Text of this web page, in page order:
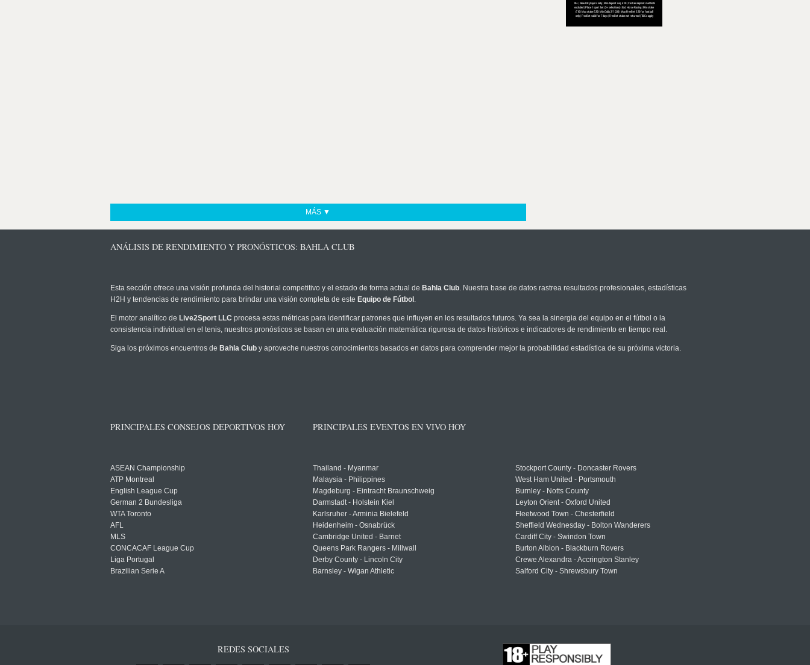
MÁS ▼
ANÁLISIS DE RENDIMIENTO Y PRONÓSTICOS: BAHLA CLUB
Esta sección ofrece una visión profunda del historial competitivo y el estado de forma actual de Bahla Club. Nuestra base de datos rastrea resultados profesionales, estadísticas
H2H y tendencias de rendimiento para brindar una visión completa de este Equipo de Fútbol .
El motor analítico de Live2Sport LLC procesa estas métricas para identificar patrones que influyen en los resultados futuros. Ya sea la sinergia del equipo en el fútbol o la
consistencia individual en el tenis, nuestros pronósticos se basan en una evaluación matemática rigurosa de datos históricos e indicadores de rendimiento en tiempo real.
Siga los próximos encuentros de Bahla Club y aproveche nuestros conocimientos basados en datos para comprender mejor la probabilidad estadística de su próxima victoria.
PRINCIPALES CONSEJOS DEPORTIVOS HOY
ASEAN Championship
ATP Montreal
English League Cup
German 2 Bundesliga
WTA Toronto
AFL
MLS
CONCACAF League Cup
Liga Portugal
Brazilian Serie A
PRINCIPALES EVENTOS EN VIVO HOY
Thailand - Myanmar
Malaysia - Philippines
Magdeburg - Eintracht Braunschweig
Darmstadt - Holstein Kiel
Karlsruher - Arminia Bielefeld
Heidenheim - Osnabrück
Cambridge United - Barnet
Queens Park Rangers - Millwall
Derby County - Lincoln City
Barnsley - Wigan Athletic
Stockport County - Doncaster Rovers
West Ham United - Portsmouth
Burnley - Notts County
Leyton Orient - Oxford United
Fleetwood Town - Chesterfield
Sheffield Wednesday - Bolton Wanderers
Cardiff City - Swindon Town
Burton Albion - Blackburn Rovers
Crewe Alexandra - Accrington Stanley
Salford City - Shrewsbury Town
REDES SOCIALES